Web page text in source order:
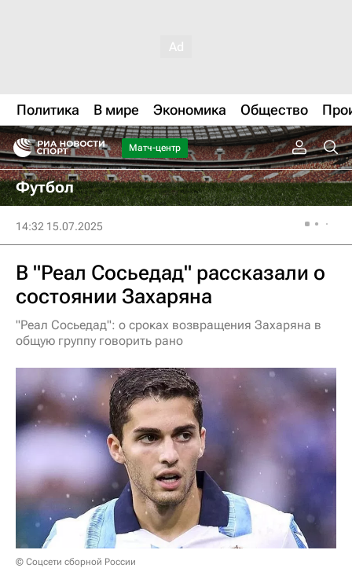
Политика В мире Экономика Общество
Матч-центр
Футбол
14:32 15.07.2025
В "Реал Сосьедад" рассказали о
состоянии Захаряна
"Реал Сосьедад": о сроках возвращения Захаряна в
общую группу говорить рано
© Соцсети сборной России